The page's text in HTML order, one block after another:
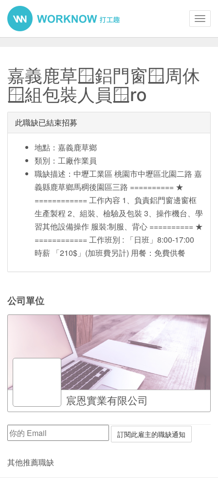
嘉義鹿草🪟鋁門窗🪟周休
🪟組包裝人員🪟ro
此職缺已結束招募
地點：嘉義鹿草鄉
類別：工廠作業員
職缺描述：中壢工業區 桃園市中壢區北園二路 嘉
義縣鹿草鄉馬稠後園區三路 ========== ★
============ 工作內容 1、負責鋁門窗邊窗框
生產製程 2、組裝、檢驗及包裝 3、操作機台、學
習其他設備操作 服裝:制服、背心 ========== ★
============ 工作班別 : 「日班」8:00-17:00
時薪 「210$」(加班費另計) 用餐：免費供餐
公司單位
宸恩實業有限公司
其他推薦職缺